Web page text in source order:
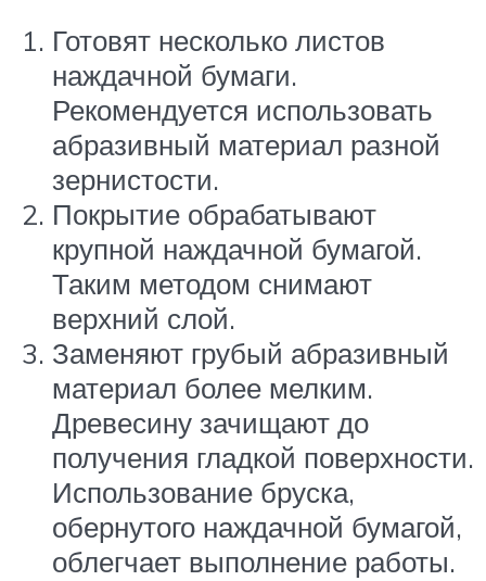
Готовят несколько листов
наждачной бумаги.
Рекомендуется использовать
абразивный материал разной
зернистости.
Покрытие обрабатывают
крупной наждачной бумагой.
Таким методом снимают
верхний слой.
Заменяют грубый абразивный
материал более мелким.
Древесину зачищают до
получения гладкой поверхности.
Использование бруска,
обернутого наждачной бумагой,
облегчает выполнение работы.